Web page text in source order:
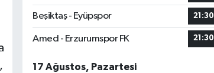
Beşiktaş - Eyüpspor 21:30
Amed - Erzurumspor FK 21:30
17 Ağustos, Pazartesi